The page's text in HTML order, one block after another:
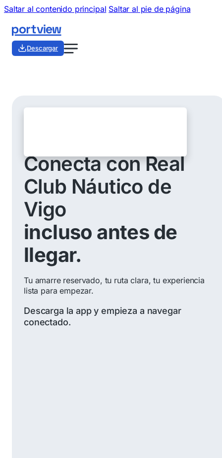
Saltar al contenido principal Saltar al pie de página
Descargar
Conecta con Real
Club Náutico de
Vigo
incluso antes de
llegar.
Tu amarre reservado, tu ruta clara, tu experiencia
lista para empezar.
Descarga la app y empieza a navegar
conectado.